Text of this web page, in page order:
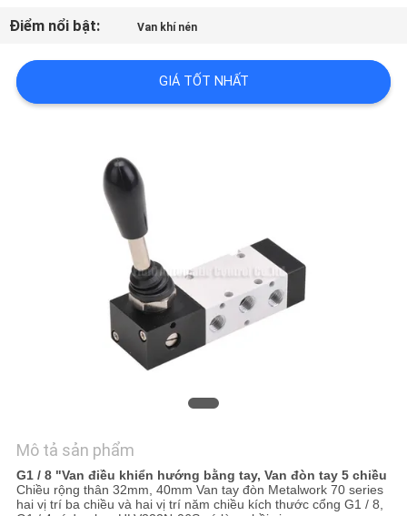
KIỂM
SOÁT
CHẤT
CẦU
BÁO
Điểm nổi bật:
Van khí nén
GIÁ TỐT NHẤT
Mô tả sản phẩm
G1 / 8 "Van điều khiển hướng bằng tay, Van đòn tay 5 chiều
Chiều rộng thân 32mm, 40mm Van tay đòn Metalwork 70 series
hai vị trí ba chiều và hai vị trí năm chiều kích thước cổng G1 / 8,